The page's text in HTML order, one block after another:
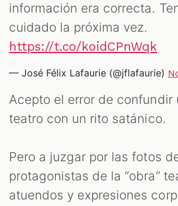
información era correcta.
cuidado la próxima vez.
https://t.co/koidCPnWqk
— José Félix Lafaurie (@jflafaurie)
Acepto el error de confundir
teatro con un rito satánico.
Pero a juzgar por las fotos
protagonistas de la “obra”
atuendos y expresiones